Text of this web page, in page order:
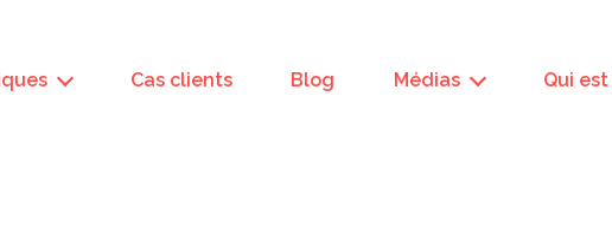
Cas clients Blog Médias Qui